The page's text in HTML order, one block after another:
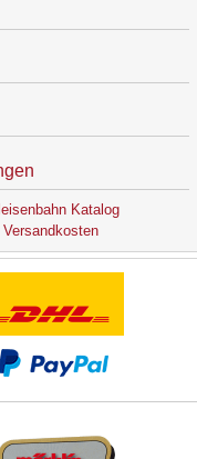
Katalog
Versandkosten